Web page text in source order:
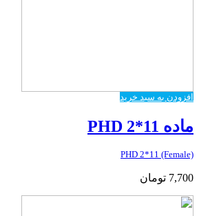
افزودن به سبد خرید
ماده PHD 2*11
PHD 2*11 (Female)
7,700 تومان